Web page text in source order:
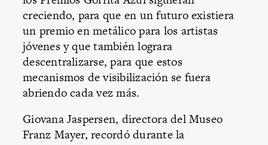
creciendo, para que en un futuro existiera
un premio en metálico para los artistas
jóvenes y que también lograra
descentralizarse, para que estos
mecanismos de visibilización se fuera
abriendo cada vez más.
Giovana Jaspersen, directora del Museo
Franz Mayer, recordó durante la